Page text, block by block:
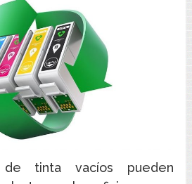
de tinta vacíos pueden